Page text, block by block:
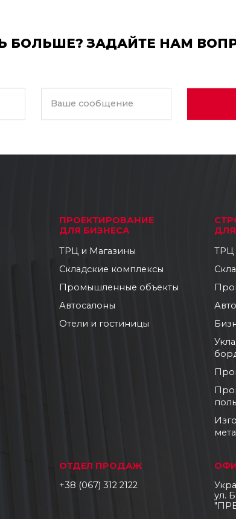
поэтапно, аккуратно, чисто, по
фирме «Zelinski», а точнее семье «Zelinski»,
БОЛЬШЕ? ЗАДАЙТЕ НАМ
Ваше сообщение
ПРОЕКТИРОВАНИЕ
ДЛЯ БИЗНЕСА
ТРЦ и Магазины
Складские комплексы
Промышленные объекты
Автосалоны
Отели и гостиницы
ТРЦ
ОТДЕЛ ПРОДАЖ
+38 (067) 312 2122
ул.